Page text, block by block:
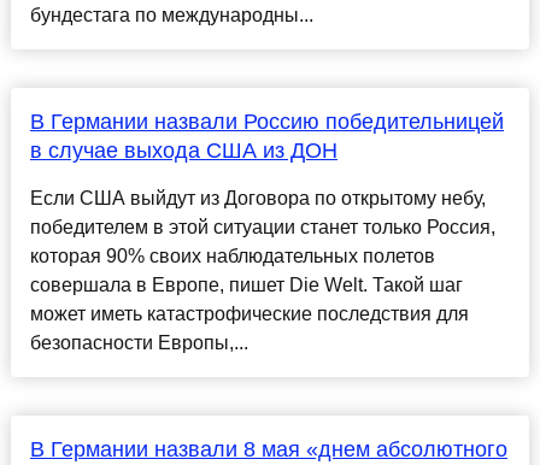
бундестага по международны...
В Германии назвали Россию победительницей
в случае выхода США из ДОН
Если США выйдут из Договора по открытому небу,
победителем в этой ситуации станет только Россия,
которая 90% своих наблюдательных полетов
совершала в Европе, пишет Die Welt. Такой шаг
может иметь катастрофические последствия для
безопасности Европы,...
В Германии назвали 8 мая «днем абсолютного